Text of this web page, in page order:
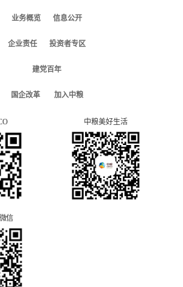
业务概览 信息公开
企业责任 投资者专区
建党百年
国企改革 加入中粮
中粮美好生活
信